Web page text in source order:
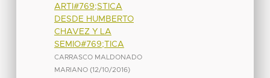
ARTI#769;STICA
DESDE HUMBERTO
CHAVEZ Y LA
SEMIO#769;TICA
CARRASCO MALDONADO
MARIANO (12/10/2016)